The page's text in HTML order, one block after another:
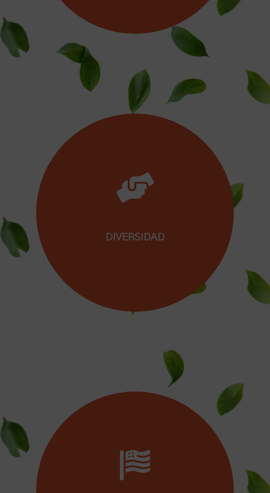
Porque valoras el apoyo que proporciona una
comunidad de familias comprometidas con
esta iniciativa de educación compartida.
DIVERSIDAD
Porque crees en el valor de la diversidad y
conoces la riqueza que aporta a las personas
aprender en grupos heterogéneos.